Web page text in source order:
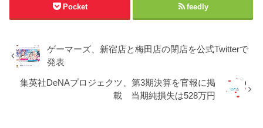
Pocket feedly
ゲーマーズ、新宿店と梅田店の閉店を公式Twitterで
発表
集英社DeNAプロジェクツ、第3期決算を官報に掲
載 当期純損失は528万円